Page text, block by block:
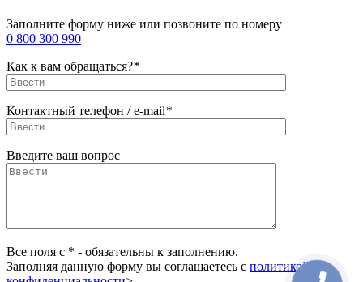
Заполните форму ниже или позвоните по номеру
0 800 300 990
Как к вам обращаться?*
Контактный телефон / e-mail*
Введите ваш вопрос
Все поля с * - обязательны к заполнению.
Заполняя данную форму вы соглашаетесь с политикой